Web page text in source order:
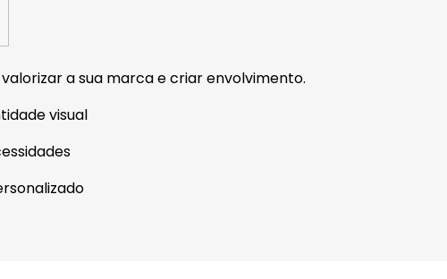
a sua marca e criar envolvimento.
visual